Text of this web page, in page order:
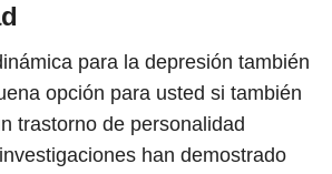
para la depresión también
opción para usted si también
trastorno de personalidad
han demostrado